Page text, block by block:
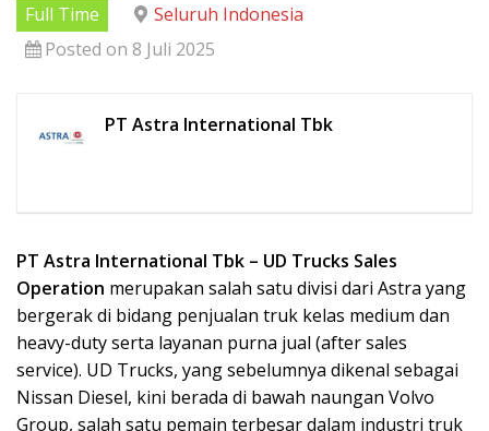
Full Time
Seluruh Indonesia
Posted on 8 Juli 2025
PT Astra International Tbk
PT Astra International Tbk – UD Trucks Sales
Operation merupakan salah satu divisi dari Astra yang
bergerak di bidang penjualan truk kelas medium dan
heavy-duty serta layanan purna jual (after sales
service). UD Trucks, yang sebelumnya dikenal sebagai
Nissan Diesel, kini berada di bawah naungan Volvo
Group, salah satu pemain terbesar dalam industri truk